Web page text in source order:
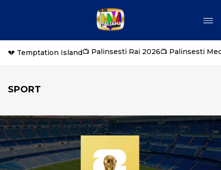
💔 Temptation Island📺 Palinsesti Rai 2026📺 Palinsesti
SPORT